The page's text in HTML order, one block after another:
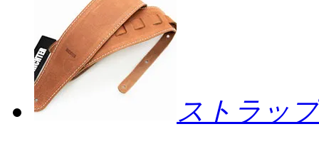
ストラップ